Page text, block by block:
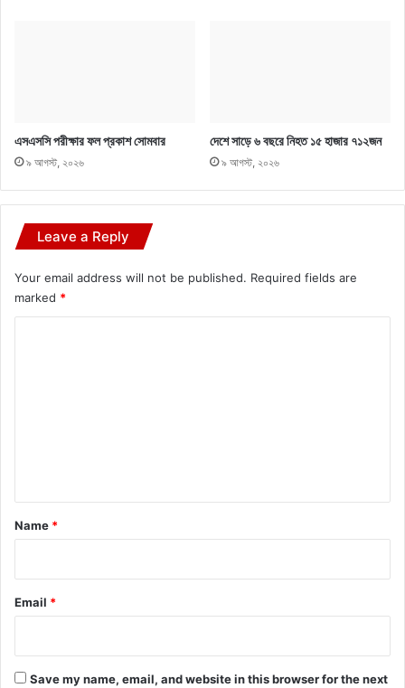
এসএসসি পরীক্ষার ফল প্রকাশ সোমবার
৯ আগস্ট, ২০২৬
দেশে সাড়ে ৬ বছরে নিহত ১৫ হাজার ৭১২জন
৯ আগস্ট, ২০২৬
Leave a Reply
Your email address will not be published. Required fields are
marked *
*
Name *
Email *
Save my name, email, and website in this browser for the next